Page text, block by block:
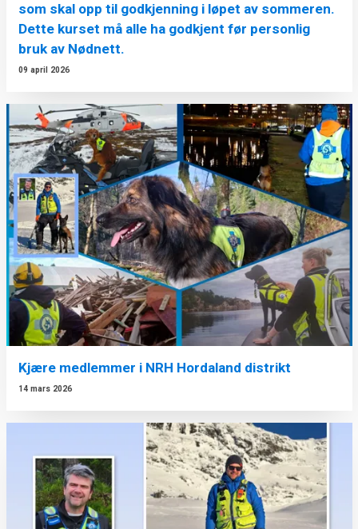
som skal opp til godkjenning i løpet av sommeren.
Dette kurset må alle ha godkjent før personlig
bruk av Nødnett.
09 april 2026
Kjære medlemmer i NRH Hordaland distrikt
14 mars 2026